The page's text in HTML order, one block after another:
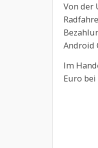
Von der
Android
Im
Euro